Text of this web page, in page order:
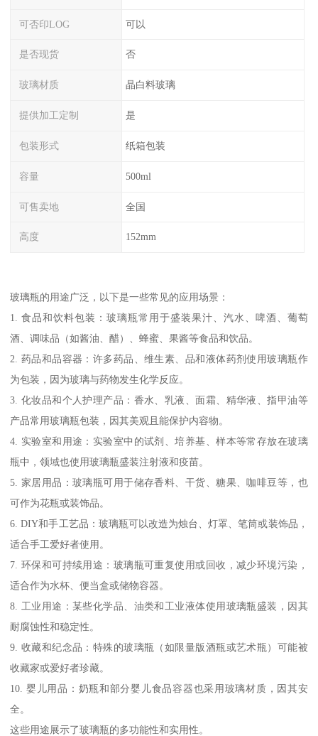
可否印LOG 可以
是否现货 否
玻璃材质 晶白料玻璃
提供加工定制 是
包装形式 纸箱包装
容量 500ml
可售卖地 全国
高度 152mm
玻璃瓶的用途广泛，以下是一些常见的应用场景：
1. 食品和饮料包装：玻璃瓶常用于盛装果汁、汽水、啤酒、葡萄
酒、调味品（如酱油、醋）、蜂蜜、果酱等食品和饮品。
2. 药品和品容器：许多药品、维生素、品和液体药剂使用玻璃瓶作
为包装，因为玻璃与药物发生化学反应。
3. 化妆品和个人护理产品：香水、乳液、面霜、精华液、指甲油等
产品常用玻璃瓶包装，因其美观且能保护内容物。
4. 实验室和用途：实验室中的试剂、培养基、样本等常存放在玻璃
瓶中，领域也使用玻璃瓶盛装注射液和疫苗。
5. 家居用品：玻璃瓶可用于储存香料、干货、糖果、咖啡豆等，也
可作为花瓶或装饰品。
6. DIY和手工艺品：玻璃瓶可以改造为烛台、灯罩、笔筒或装饰品，
适合手工爱好者使用。
7. 环保和可持续用途：玻璃瓶可重复使用或回收，减少环境污染，
适合作为水杯、便当盒或储物容器。
8. 工业用途：某些化学品、油类和工业液体使用玻璃瓶盛装，因其
耐腐蚀性和稳定性。
9. 收藏和纪念品：特殊的玻璃瓶（如限量版酒瓶或艺术瓶）可能被
收藏家或爱好者珍藏。
10. 婴儿用品：奶瓶和部分婴儿食品容器也采用玻璃材质，因其安
全。
这些用途展示了玻璃瓶的多功能性和实用性。